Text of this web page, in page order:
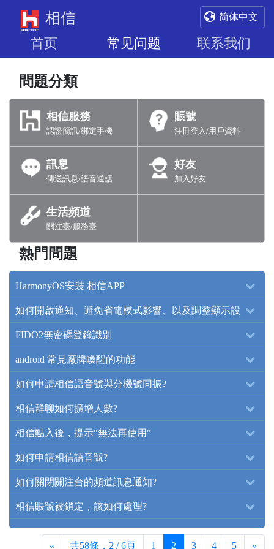
相信
首页 常见问题 联系我们
简体中文
問題分類
相信服務
認證簡訊/綁定手機
賬號
注冊登入/用戶資料
訊息
傳送訊息/語音通話
好友
加入好友
生活頻道
關注臺/服務臺
熱門問題
HarmonyOS安裝 相信APP
如何開啟通知、避免省電模式影響、以及調整顯示設
定？
FIDO2無密碼登錄識別
android 常見廠牌喚醒的功能
如何申請相信語音號與分機號同振?
相信群聊如何擴增人數?
相信點入後，提示"無法再使用"
如何申請相信語音號?
如何關閉關注台的頻道訊息通知?
相信賬號被鎖定，該如何處理?
« 共58條，2 / 6頁 1 2 3 4 5 »